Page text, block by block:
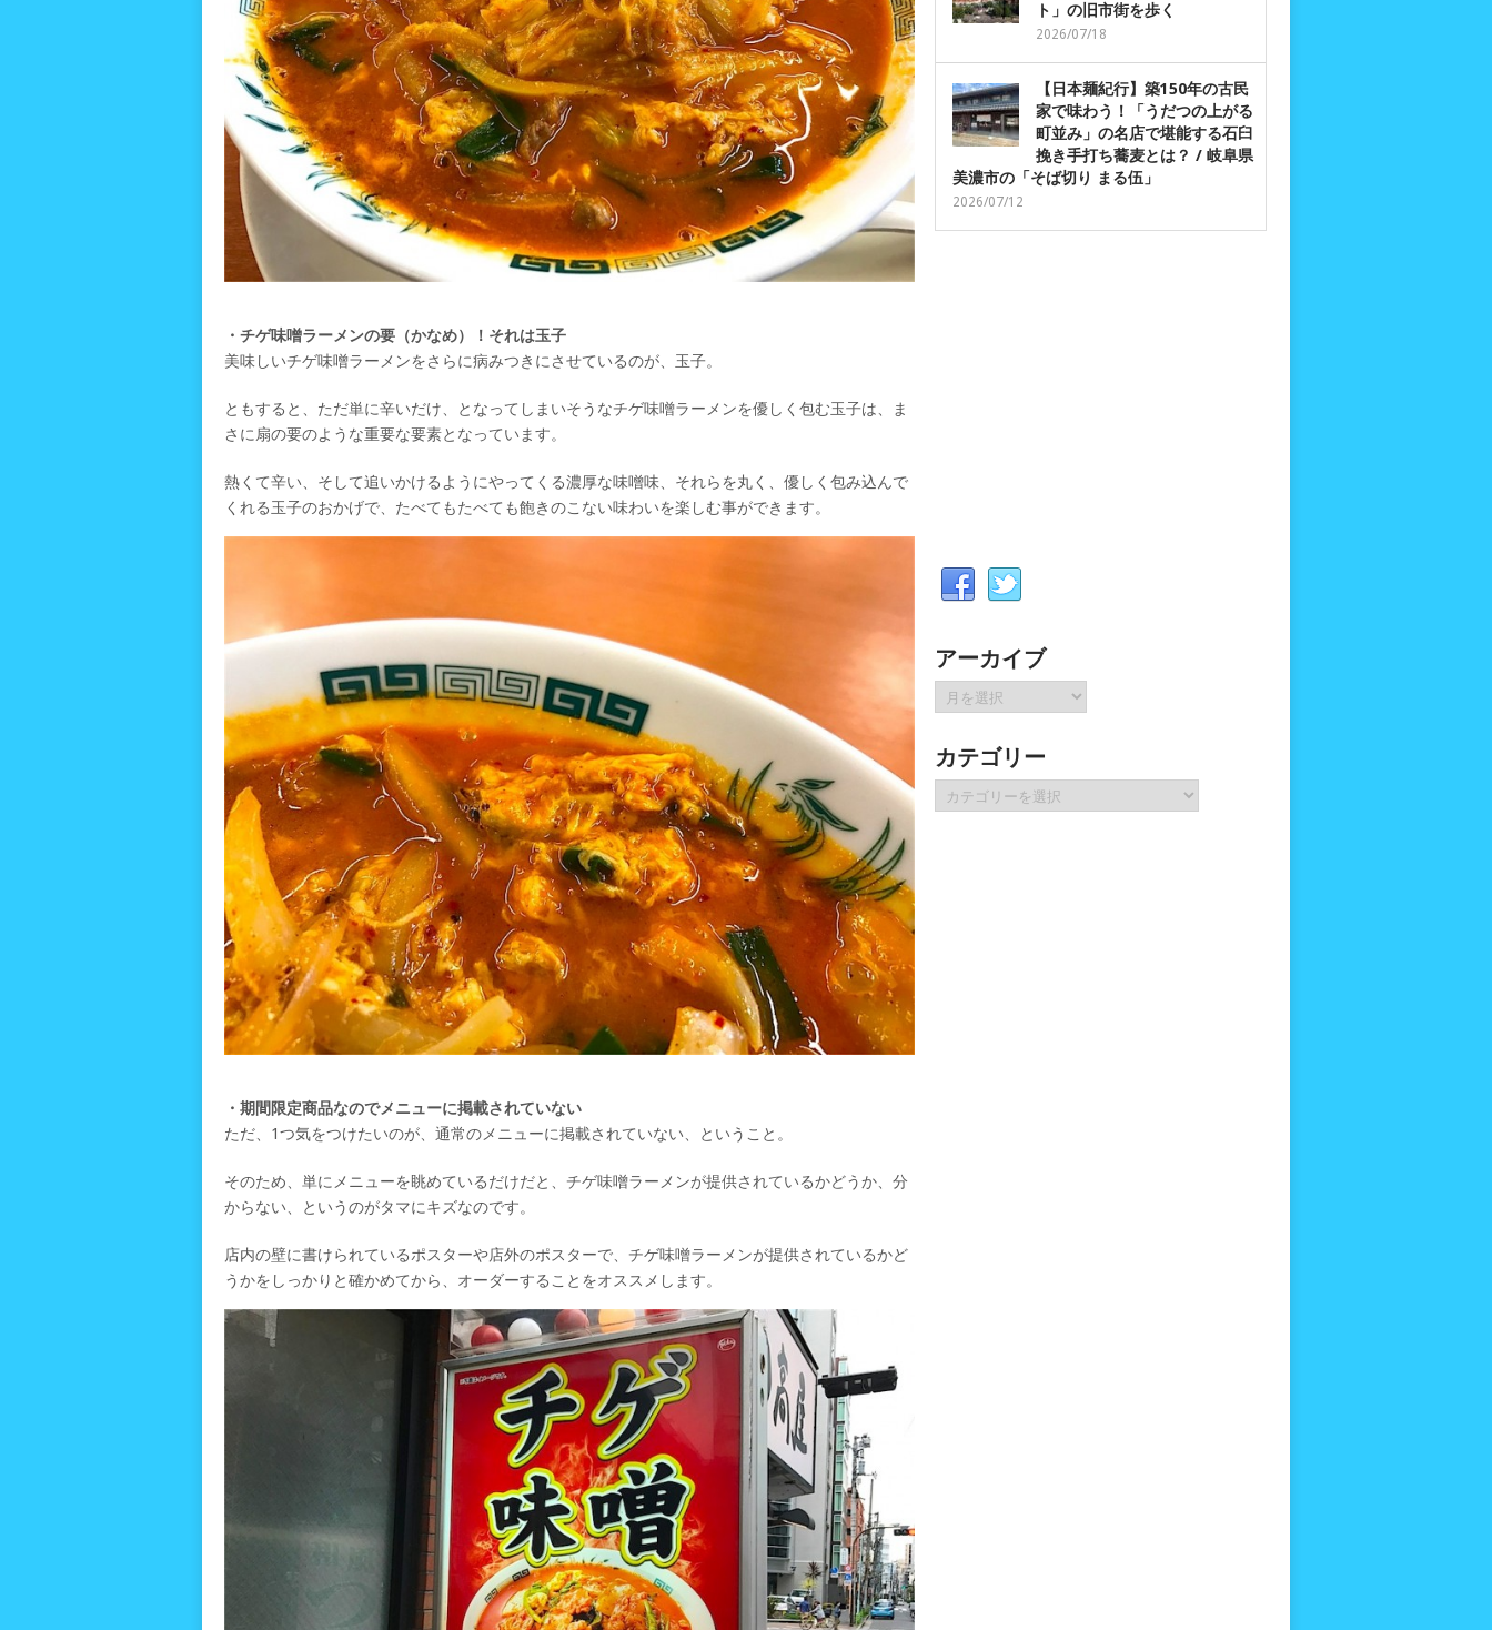
・チゲ味噌ラーメンの要（かなめ）！それは玉子
美味しいチゲ味噌ラーメンをさらに病みつきにさせているのが、玉子。
ともすると、ただ単に辛いだけ、となってしまいそうなチゲ味噌ラーメンを優しく包む玉子は、ま
さに扇の要のような重要な要素となっています。
熱くて辛い、そして追いかけるようにやってくる濃厚な味噌味、それらを丸く、優しく包み込んで
くれる玉子のおかげで、たべてもたべても飽きのこない味わいを楽しむ事ができます。
・期間限定商品なのでメニューに掲載されていない
ただ、1つ気をつけたいのが、通常のメニューに掲載されていない、ということ。
そのため、単にメニューを眺めているだけだと、チゲ味噌ラーメンが提供されているかどうか、分
からない、というのがタマにキズなのです。
店内の壁に書けられているポスターや店外のポスターで、チゲ味噌ラーメンが提供されているかど
うかをしっかりと確かめてから、オーダーすることをオススメします。
ト」の旧市街を歩く
2026/07/18
【日本麺紀行】築150年の古民
家で味わう！「うだつの上がる
町並み」の名店で堪能する石臼
挽き手打ち蕎麦とは？ / 岐阜県
美濃市の「そば切り まる伍」
2026/07/12
アーカイブ
ア
ー
イ
ブ
カテゴリー
テ